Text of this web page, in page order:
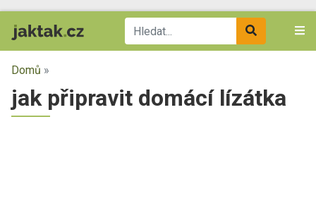
Domů »
jak připravit domácí lízátka